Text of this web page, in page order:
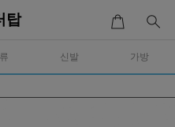
탑
신발 가방